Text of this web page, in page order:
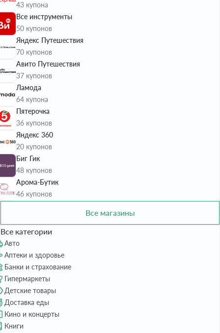
43 купона
Все инструменты
50 купонов
Яндекс Путешествия
70 купонов
Авито Путешествия
37 купонов
Ламода
64 купона
Пятерочка
36 купонов
Яндекс 360
20 купонов
Биг Гик
48 купонов
Арома-Бутик
46 купонов
Все магазины
Все категории
Авто
Аптеки и здоровье
Банки и страхование
Гипермаркеты
Детские товары
Доставка еды
Кино и концерты
Книги